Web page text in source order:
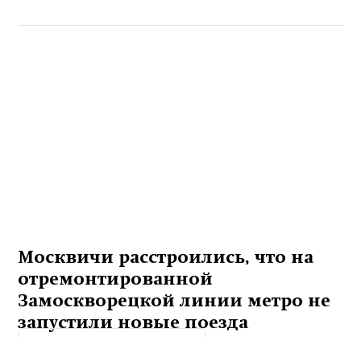
Москвичи расстроились, что на
отремонтированной
Замоскворецкой линии метро не
запустили новые поезда